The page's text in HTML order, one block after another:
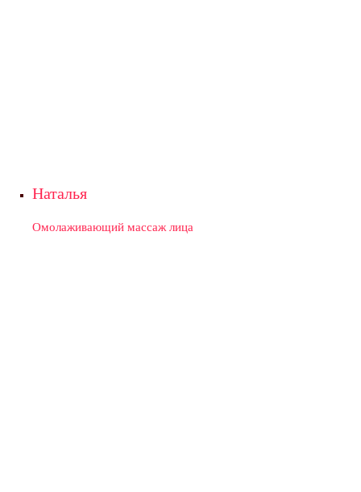
Наталья
Омолаживающий массаж лица